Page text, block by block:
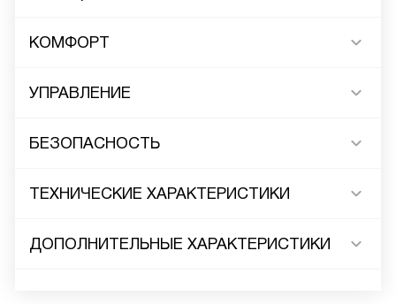
КОМФОРТ
УПРАВЛЕНИЕ
БЕЗОПАСНОСТЬ
ТЕХНИЧЕСКИЕ ХАРАКТЕРИСТИКИ
ДОПОЛНИТЕЛЬНЫЕ ХАРАКТЕРИСТИКИ